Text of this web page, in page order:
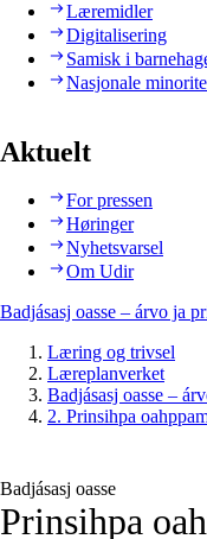
Læremidler
Digitalisering
Samisk i
Nasjonale
Aktuelt
For pressen
Høringer
Nyhetsvarsel
Om Udir
Badjásasj oasse – árvo ja
Læring og trivsel
Læreplanverket
Badjásasj oasse –
2. Prinsihpa
Badjásasj oasse
Prinsihpa